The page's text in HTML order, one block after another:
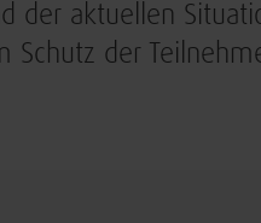
der aktuellen
Schutz der